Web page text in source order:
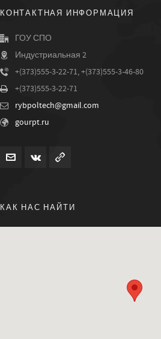
КОНТАКТНАЯ ИНФОРМАЦИЯ
ГОУ СПО
Индустриальная 2
+(373)555-3-22-71, +(373)555-3-46-80
+(373)555-3-22-71
rybpoltech@gmail.com
gourpt.ru
КАК НАС НАЙТИ